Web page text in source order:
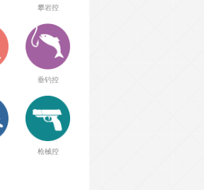
攀岩控
垂钓控
枪械控